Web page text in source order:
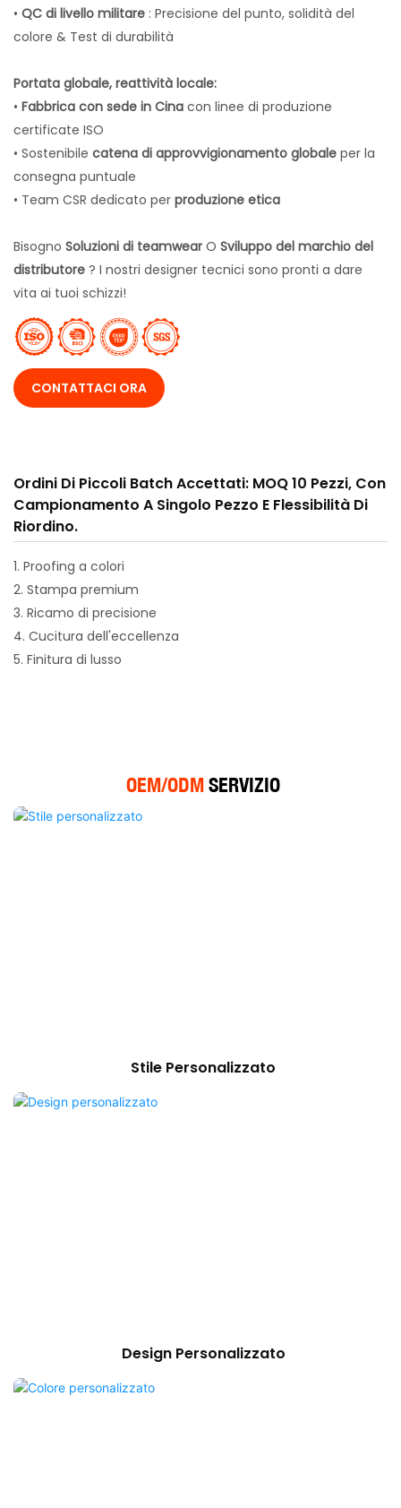
• QC di livello militare : Precisione del punto, solidità del
colore & Test di durabilità
Portata globale, reattività locale:
• Fabbrica con sede in Cina con linee di produzione
certificate ISO
• Sostenibile catena di approvvigionamento globale per la
consegna puntuale
• Team CSR dedicato per produzione etica
Bisogno Soluzioni di teamwear O Sviluppo del marchio del
distributore ? I nostri designer tecnici sono pronti a dare
vita ai tuoi schizzi!
CONTATTACI ORA
Ordini Di Piccoli Batch Accettati: MOQ 10 Pezzi, Con
Campionamento A Singolo Pezzo E Flessibilità Di
Riordino.
1. Proofing a colori
2. Stampa premium
3. Ricamo di precisione
4. Cucitura dell'eccellenza
5. Finitura di lusso
OEM/ODMSERVIZIO
Stile Personalizzato
Design Personalizzato